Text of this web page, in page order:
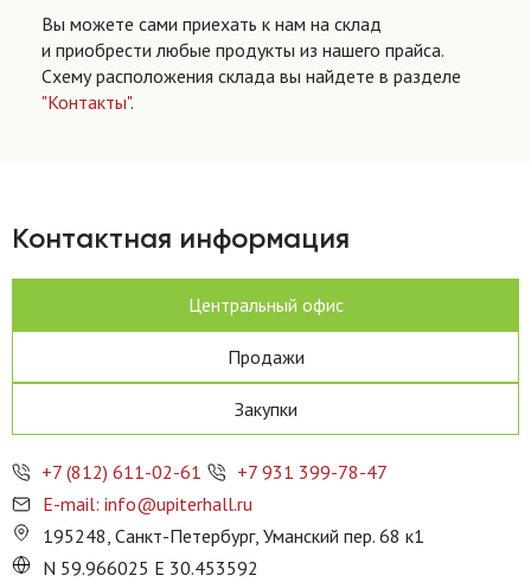
Вы можете сами приехать к нам на склад
и приобрести любые продукты из нашего прайса.
Схему расположения склада вы найдете в разделе
"Контакты".
Контактная информация
Центральный офис
Продажи
Закупки
+7 (812) 611-02-61
+7 931 399-78-47
E-mail: info@upiterhall.ru
195248, Санкт-Петербург, Уманский пер. 68 к1
N 59.966025 E 30.453592